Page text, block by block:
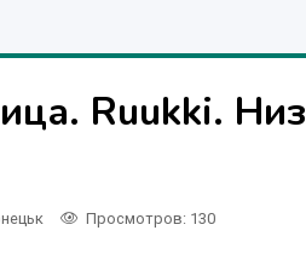
Ruukki.
Просмотров: 130